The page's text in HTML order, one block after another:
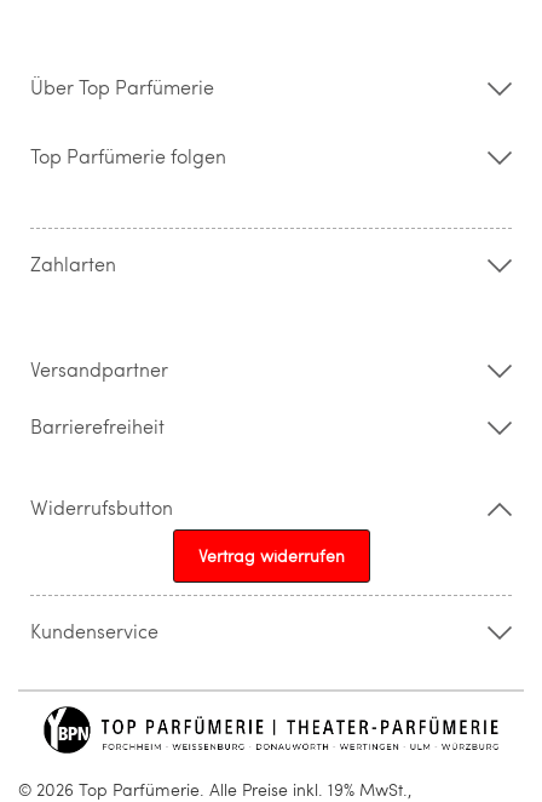
Über Top Parfümerie
Storefinder
Kontakt
Widerrufsrecht & Rückgabebedingungen
Top Parfümerie folgen
Zahlarten
Versandpartner
Barrierefreiheit
Widerrufsbutton
Vertrag widerrufen
Kundenservice
info@topparfuemerie.de
© 2026 Top Parfümerie. Alle Preise inkl. 19% MwSt.,